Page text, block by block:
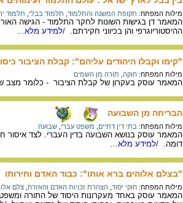
מילות המפתח: תקופת המשנה והתלמוד תלמוד בבלי תלמוד
המאמר דן בגישות השונות לחקר התלמוד - הגישה
ההיסטוריוגרפי והן בכיווני חקירתם.
/למידע מלא...
"קימו וקבלו היהודים עליהם": קבלת הציבור
מילות המפתח: חוקה תורה מן השמים
המאמר עוסק בעקרון של קבלת הציבור - כלומר מצב
הבריחה מן השבועה
מילות המפתח: בתי דין דתיים משפט עברי שבועה
המאמר עוסק בנושא השבועה בדין העברי. לצד איסור
דומה.
/למידע מלא...
"בצלם אלוהים ברא אותו": כבוד האדם וחירותו
מילות המפתח: חוקי יסוד הצהרת זכויות האדם והאזרח צלם
המאמר עוסק באחד מעקרונות היסוד של התורה ומשפטה: